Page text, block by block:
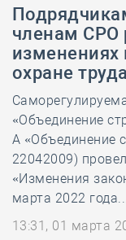
членам СРО
изменениях
охране
«Объединение
А «Объединение
22042009)
«Изменения
марта 2022
13:31, 01 марта